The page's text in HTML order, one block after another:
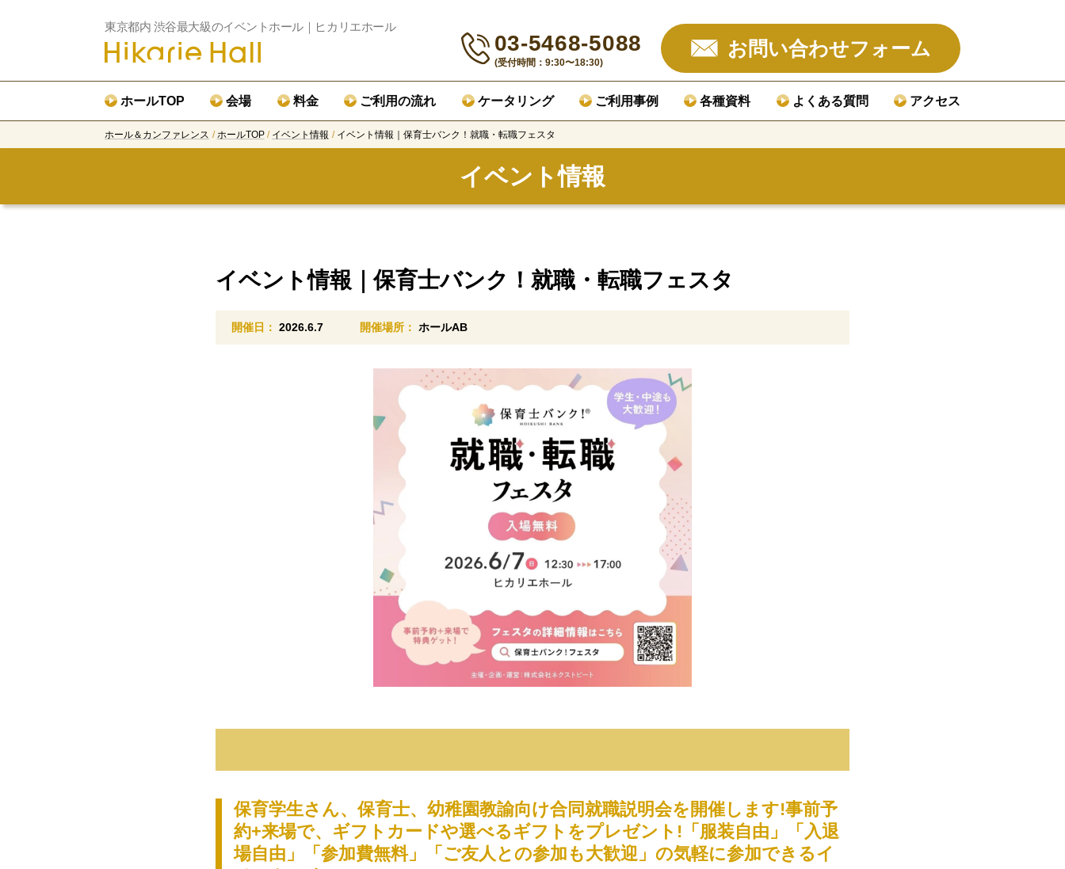
東京都内 渋谷最大級のイベントホール｜ヒカリエホール
ホールTOP 会場 料金 ご利用の流れ ケータリング ご利用事例 各種資料 よくある質問 アクセス
03-5468-5088
(受付時間：9:30〜18:30)
お問い合わせフォーム
ホール＆カンファレンス ホールTOP イベント情報 イベント情報｜保育士バンク！就職・転職フェスタ
イベント情報
イベント情報｜保育士バンク！就職・転職フェスタ
開催日： 2026.6.7 開催場所： ホールAB
保育学生さん、保育士、幼稚園教諭向け合同就職説明会を開催します!事前予
約+来場で、ギフトカードや選べるギフトをプレゼント!「服装自由」「入退
場自由」「参加費無料」「ご友人との参加も大歓迎」の気軽に参加できるイ